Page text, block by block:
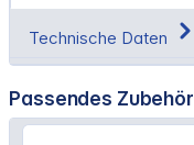
Technische Daten
Passendes Zubehör